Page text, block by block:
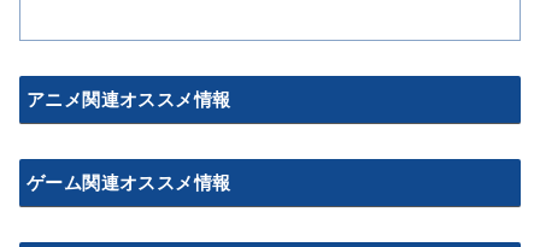
アニメ関連オススメ情報
ゲーム関連オススメ情報